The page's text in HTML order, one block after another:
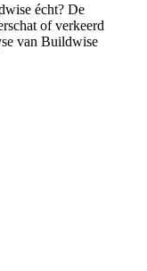
écht? De
of verkeerd
van Buildwise